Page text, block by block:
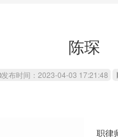
陈琛
发布时间：2023-04-03 17:21:48
职律